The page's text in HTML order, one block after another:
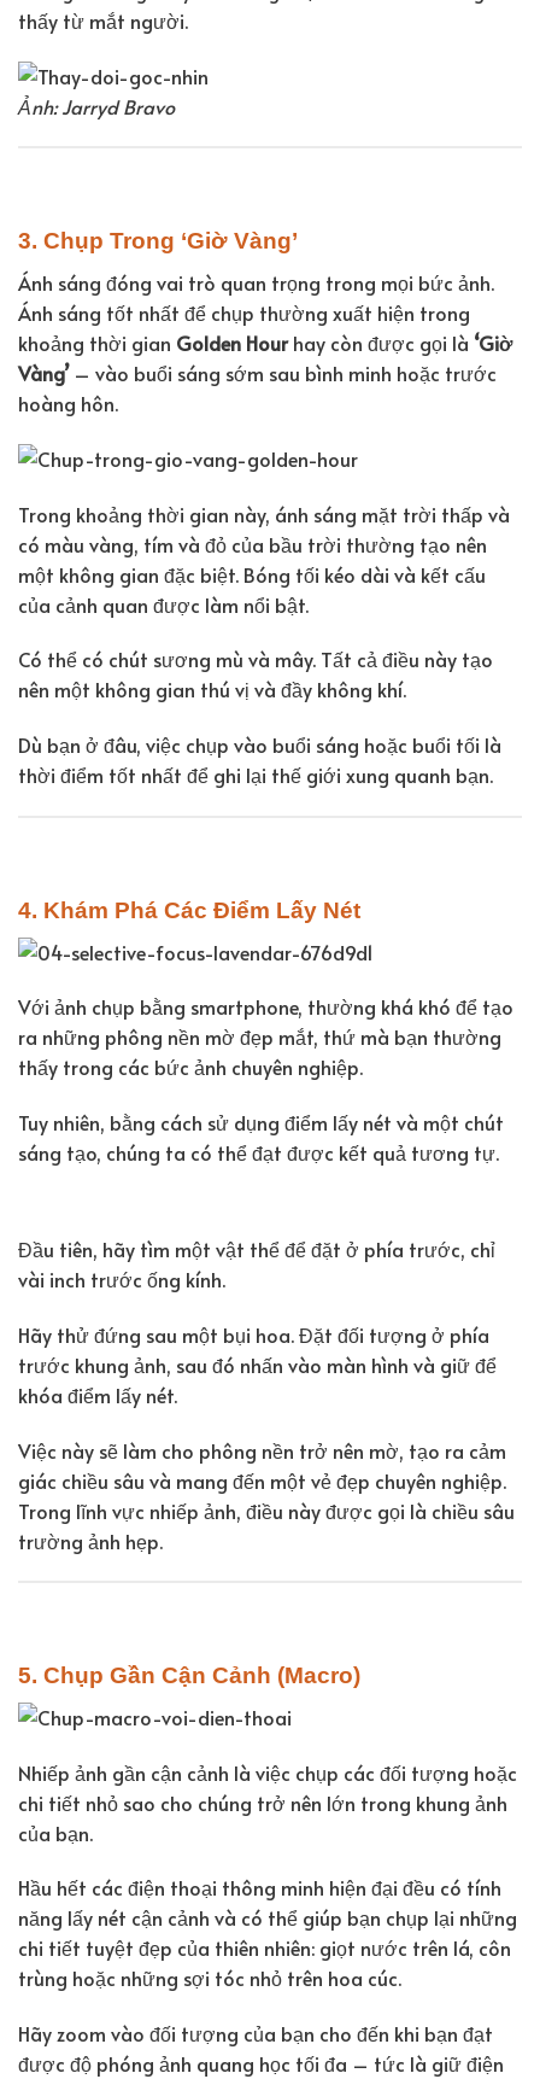
thấy từ mắt người.
Ảnh: Jarryd Bravo
3. Chụp Trong ‘Giờ Vàng’
Ánh sáng đóng vai trò quan trọng trong mọi bức ảnh.
Ánh sáng tốt nhất để chụp thường xuất hiện trong
khoảng thời gian Golden Hourhay còn được gọi là ‘Giờ
Vàng’– vào buổi sáng sớm sau bình minh hoặc trước
hoàng hôn.
Trong khoảng thời gian này, ánh sáng mặt trời thấp và
có màu vàng, tím và đỏ của bầu trời thường tạo nên
một không gian đặc biệt. Bóng tối kéo dài và kết cấu
của cảnh quan được làm nổi bật.
Có thể có chút sương mù và mây. Tất cả điều này tạo
nên một không gian thú vị và đầy không khí.
Dù bạn ở đâu, việc chụp vào buổi sáng hoặc buổi tối là
thời điểm tốt nhất để ghi lại thế giới xung quanh bạn.
4. Khám Phá Các Điểm Lấy Nét
Với ảnh chụp bằng smartphone, thường khá khó để tạo
ra những phông nền mờ đẹp mắt, thứ mà bạn thường
thấy trong các bức ảnh chuyên nghiệp.
Tuy nhiên, bằng cách sử dụng điểm lấy nét và một chút
sáng tạo, chúng ta có thể đạt được kết quả tương tự.
Đầu tiên, hãy tìm một vật thể để đặt ở phía trước, chỉ
vài inch trước ống kính.
Hãy thử đứng sau một bụi hoa. Đặt đối tượng ở phía
trước khung ảnh, sau đó nhấn vào màn hình và giữ để
khóa điểm lấy nét.
Việc này sẽ làm cho phông nền trở nên mờ, tạo ra cảm
giác chiều sâu và mang đến một vẻ đẹp chuyên nghiệp.
Trong lĩnh vực nhiếp ảnh, điều này được gọi là chiều sâu
trường ảnh hẹp.
5. Chụp Gần Cận Cảnh (Macro)
Nhiếp ảnh gần cận cảnh là việc chụp các đối tượng hoặc
chi tiết nhỏ sao cho chúng trở nên lớn trong khung ảnh
của bạn.
Hầu hết các điện thoại thông minh hiện đại đều có tính
năng lấy nét cận cảnh và có thể giúp bạn chụp lại những
chi tiết tuyệt đẹp của thiên nhiên: giọt nước trên lá, côn
trùng hoặc những sợi tóc nhỏ trên hoa cúc.
Hãy zoom vào đối tượng của bạn cho đến khi bạn đạt
được độ phóng ảnh quang học tối đa – tức là giữ điện